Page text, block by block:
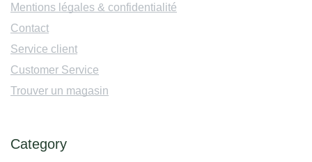
Mentions légales & confidentialité
Contact
Service client
Customer Service
Trouver un magasin
Category